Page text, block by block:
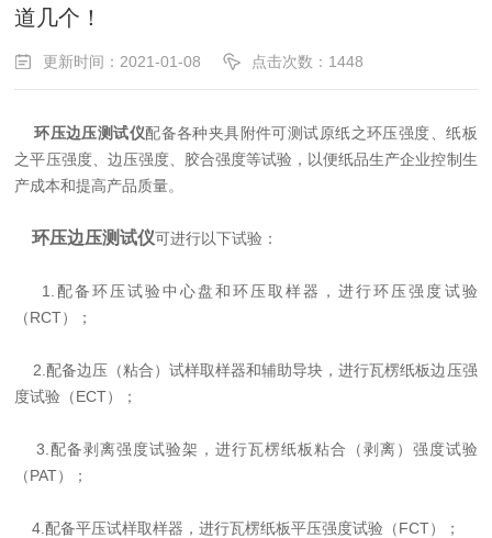
道几个！
更新时间：2021-01-08 点击次数：1448
环压边压测试仪配备各种夹具附件可测试原纸之环压强度、纸板
之平压强度、边压强度、胶合强度等试验，以便纸品生产企业控制生
产成本和提高产品质量。
环压边压测试仪可进行以下试验：
1.配备环压试验中心盘和环压取样器，进行环压强度试验
（RCT）；
2.配备边压（粘合）试样取样器和辅助导块，进行瓦楞纸板边压强
度试验（ECT）；
3.配备剥离强度试验架，进行瓦楞纸板粘合（剥离）强度试验
（PAT）；
4.配备平压试样取样器，进行瓦楞纸板平压强度试验（FCT）；